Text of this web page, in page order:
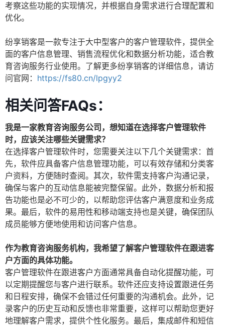
考察这些功能的实现情况，并根据自身需求进行合理配置和
优化。
纷享销客是一款专注于大中型客户的客户管理软件，提供全
面的客户信息管理、销售流程优化和数据分析功能，适合教
育咨询服务行业使用。了解更多纷享销客的详细信息，请访
问官网： https://fs80.cn/lpgyy2
相关问答FAQs：
我是一家教育咨询服务公司，想知道在选择客户管理软件
时，应该关注哪些关键需求？
在选择客户管理软件时，您需要关注以下几个关键需求：首
先，软件应具备客户信息管理功能，可以有效存储和分类客
户资料，方便随时查阅。其次，软件需支持客户沟通记录，
确保与客户的互动信息能被完整保留。此外，数据分析和报
告功能也是必不可少的，以帮助您评估客户满意度和业务成
果。最后，软件的易用性和移动端支持也是关键，确保团队
成员能够方便地使用和访问客户信息。
作为教育咨询服务机构，我希望了解客户管理软件在跟进客
户方面的具体功能。
客户管理软件在跟进客户方面通常具备自动化提醒功能，可
以定期提醒您与客户进行联系。软件还应支持设置跟进任务
和日程安排，确保不会错过任何重要的沟通机会。此外，记
录客户的历史互动和反馈也非常重要，这样可以帮助您更好
地理解客户需求，提供个性化服务。最后，集成邮件和短信